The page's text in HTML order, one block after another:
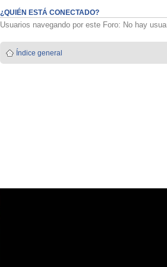
¿QUIÉN ESTÁ CONECTADO?
Usuarios navegando por este Foro: No hay
Índice general